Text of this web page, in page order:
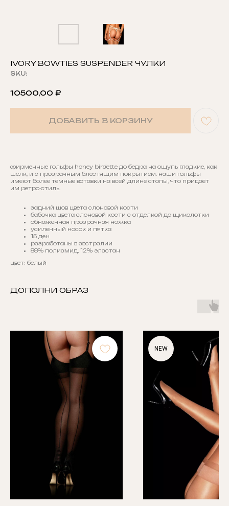
IVORY BOWTIES SUSPENDER ЧУЛКИ
SKU:
10500,00 ₽
ДОБАВИТЬ В КОРЗИНУ
фирменные гольфы honey birdette до бедра на ощупь гладкие, как
шелк, и с прозрачным блестящим покрытием. наши гольфы
имеют более темные вставки на всей длине стопы, что придает
им ретро-стиль.
задний шов цвета слоновой кости
бабочка цвета слоновой кости с отделкой до щиколотки
обнаженная прозрачная ножка
усиленный носок и пятка
15 ден
разработаны в австралии
88% полиамид, 12% эластан
цвет: белый
ДОПОЛНИ ОБРАЗ
NEW